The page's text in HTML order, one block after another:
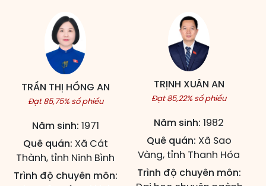
TRẦN THỊ HỒNG AN
Đạt 85,75% số phiếu
Năm sinh: 1971
Quê quán: Xã Cát
Thành, tỉnh Ninh Bình
Trình độ chuyên môn:
TRỊNH XUÂN AN
Đạt 85,22% số phiếu
Năm sinh: 1982
Quê quán: Xã Sao
Vàng, tỉnh Thanh Hóa
Trình độ chuyên môn: